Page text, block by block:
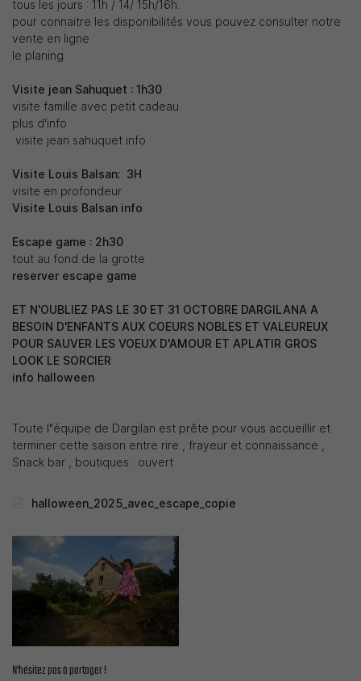
Rafraîchir le captcha
En cochant cette case, vous consentez à recevoir nos propositions
désinscrire à tout moment en utilisant
tous les jours : 11h / 14/ 15h/16h.
pour connaitre les disponibilités vous pouvez consulter notre
vente en ligne
le planing
Visite jean Sahuquet : 1h30
visite famille avec petit cadeau
plus d'info
visite jean sahuquet info
Visite Louis Balsan: 3H
visite en profondeur
Visite Louis Balsan info
Escape game : 2h30
tout au fond de la grotte
reserver escape game
ET N'OUBLIEZ PAS LE 30 ET 31 OCTOBRE DARGILANA A
BESOIN D'ENFANTS AUX COEURS NOBLES ET VALEUREUX
POUR SAUVER LES VOEUX D'AMOUR ET APLATIR GROS
LOOK LE SORCIER
info halloween
Toute l"équipe de Dargilan est prête pour vous accueillir et
terminer cette saison entre rire , frayeur et connaissance ,
Snack bar , boutiques : ouvert
halloween_2025_avec_escape_copie
N'hésitez pas à partager !